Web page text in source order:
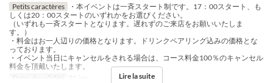
Petits caractères
・本イベントは一斉スタート制です。17：00スタート、も
しくは20：00スタートのいずれかをお選びください。
（いずれも一斉スタートとなります。遅れずのご来店をお願いいたしま
す。）
・料金はお一人辺りの価格となります。ドリンクペアリング込みの価格とな
っております。
・イベント当日にキャンセルをされる場合は、コース料金100％のキャンセル
料金を頂戴いたします。
Dates de validité
31 jan. Lire la suite